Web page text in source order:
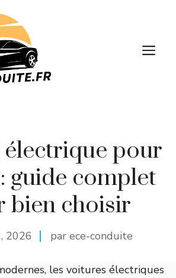
pour
guide complet
bien choisir
2026 par ece-conduite
les voitures électriques